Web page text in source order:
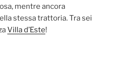
mentre ancora
stessa trattoria. Tra sei
Villa d’Este!